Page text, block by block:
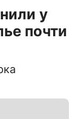
у
почти